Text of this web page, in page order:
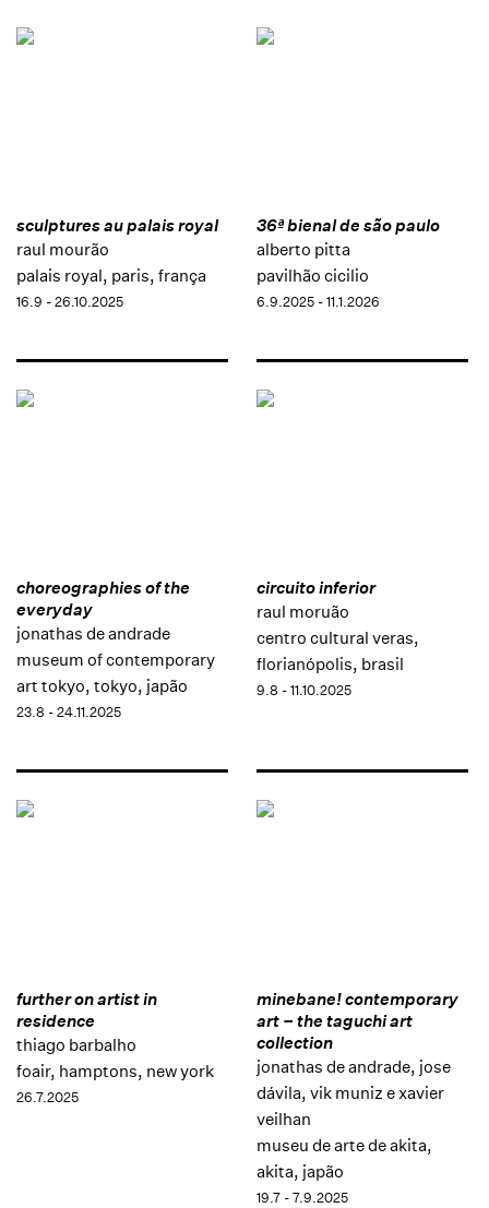
sculptures au palais royal
raul mourão
palais royal, paris, frança
16.9 - 26.10.2025
36ª bienal de são paulo
alberto pitta
pavilhão cicilio
6.9.2025 - 11.1.2026
choreographies of the
everyday
jonathas de andrade
museum of contemporary
art tokyo, tokyo, japão
23.8 - 24.11.2025
circuito inferior
raul moruão
centro cultural veras,
florianópolis, brasil
9.8 - 11.10.2025
further on artist in
residence
thiago barbalho
foair, hamptons, new york
26.7.2025
minebane! contemporary
art – the taguchi art
collection
jonathas de andrade, jose
dávila, vik muniz e xavier
veilhan
museu de arte de akita,
akita, japão
19.7 - 7.9.2025